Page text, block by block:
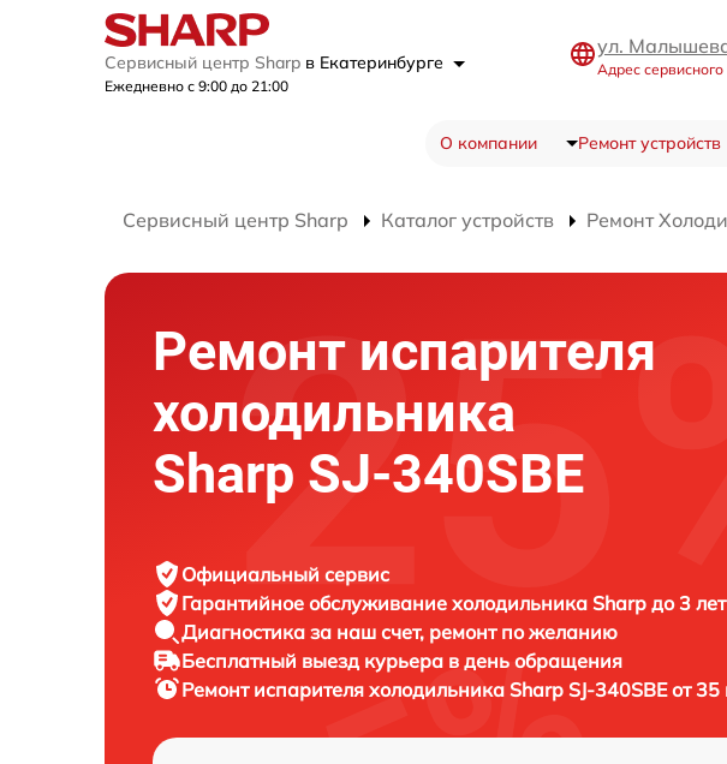
Сервисный центр Sharp в Екатеринбурге
Ежедневно с 9:00 до 21:00
ул.
Адрес
О компании Ремонт устройств
Сервисный центр Sharp Каталог устройств Ремонт
Ремонт испарителя
холодильника
Sharp SJ-340SBE
Официальный сервис
Гарантийное обслуживание холодильника Sharp до 3 лет
Диагностика за наш счет, ремонт по желанию
Бесплатный выезд курьера в день обращения
Ремонт испарителя холодильника Sharp SJ-340SBE от 35